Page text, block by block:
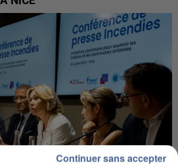
Continuer sans accepter